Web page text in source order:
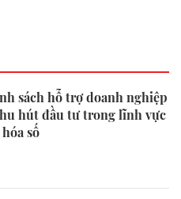
sách hỗ trợ doanh nghiệp
hút đầu tư trong lĩnh vực
số